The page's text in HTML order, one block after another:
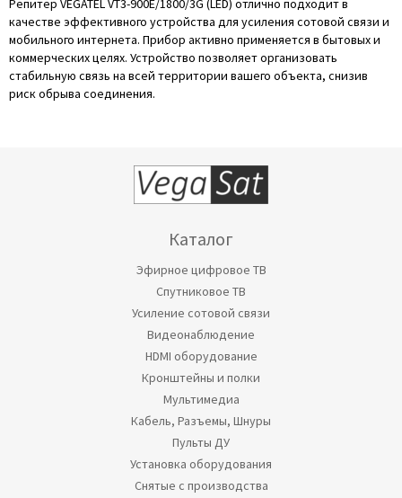
Репитер VEGATEL VT3-900E/1800/3G (LED) отлично подходит в
качестве эффективного устройства для усиления сотовой связи и
мобильного интернета. Прибор активно применяется в бытовых и
коммерческих целях. Устройство позволяет организовать
стабильную связь на всей территории вашего объекта, снизив
риск обрыва соединения.
Каталог
Эфирное цифровое ТВ
Спутниковое ТВ
Усиление сотовой связи
Видеонаблюдение
HDMI оборудование
Кронштейны и полки
Мультимедиа
Кабель, Разъемы, Шнуры
Пульты ДУ
Установка оборудования
Снятые с производства